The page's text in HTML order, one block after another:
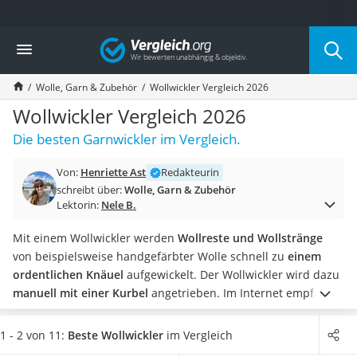
Die beliebtesten Vergleiche nach Kategorie
Freizeit & Sport
Gartentrampolin
Trampolin
Metalldetektor
Eufab-Fahrradträger
Trampolin 366 cm
Aluminium-Koffer
Futterboot
E-Bike-Dreirad
Trekkingschuhe Herren
Reisetasche mit Rollen
Klimmzugstation
Koffer
Nachtsichtgerät
Vergleich
Wolle, Garn & Zubehör Wollwickler Vergleich 2026
Wollwickler Vergleich 2026
Die besten Garnwickler im Vergleich.
Von: Henriette Ast
Redakteurin
schreibt über:Wolle, Garn & Zubehör
Lektorin: Nele B.
Mit einem Wollwickler werden Wollreste und Wollstränge
von beispielsweise handgefärbter Wolle schnell zu einem
ordentlichen Knäuel aufgewickelt. Der Wollwickler wird dazu
manuell mit einer Kurbel angetrieben. Im Internet empfehlen
Tests besonders standfeste Modellemit einem hohen
Eigengewicht. Sie erhalten Wollwickler sowohl
1 - 2 von 11: Beste Wollwickler im Vergleich